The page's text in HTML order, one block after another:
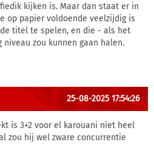
kijken is. Maar dan staat er in
op papier voldoende veelzijdig is
titel te spelen, en die - als het
zou kunnen gaan halen.
25-08-2025 17:54:26
is 3+2 voor el karouani niet heel
zou hij wel zware concurrentie